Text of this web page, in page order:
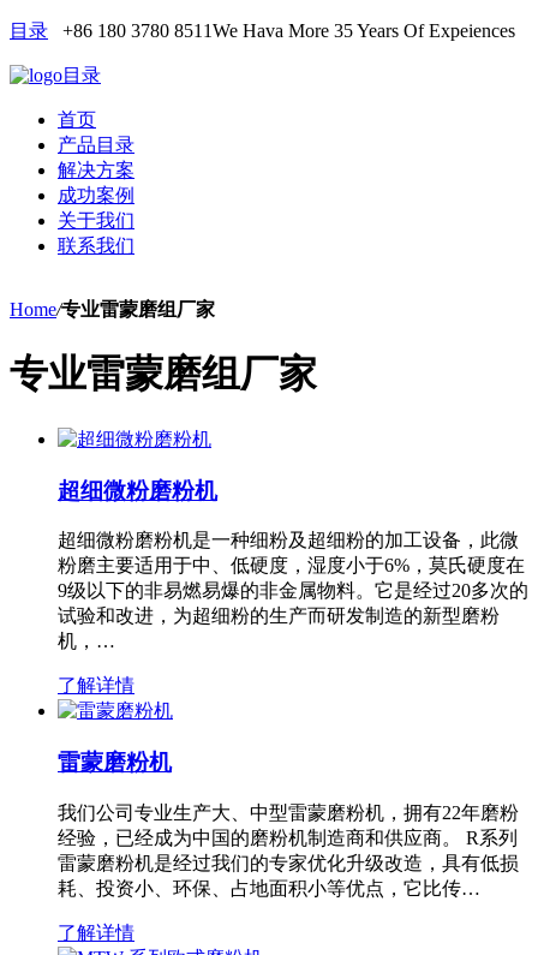
目录 +86 180 3780 8511We Hava More 35 Years Of Expeiences
目录
首页
产品目录
解决方案
成功案例
关于我们
联系我们
Home/专业雷蒙磨组厂家
专业雷蒙磨组厂家
超细微粉磨粉机
超细微粉磨粉机是一种细粉及超细粉的加工设备，此微
粉磨主要适用于中、低硬度，湿度小于6%，莫氏硬度在
9级以下的非易燃易爆的非金属物料。它是经过20多次的
试验和改进，为超细粉的生产而研发制造的新型磨粉
机，…
了解详情
雷蒙磨粉机
我们公司专业生产大、中型雷蒙磨粉机，拥有22年磨粉
经验，已经成为中国的磨粉机制造商和供应商。 R系列
雷蒙磨粉机是经过我们的专家优化升级改造，具有低损
耗、投资小、环保、占地面积小等优点，它比传…
了解详情